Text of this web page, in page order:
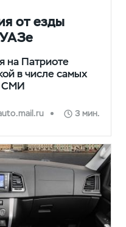
от езды
на Патриоте
в числе самых
СМИ
3 мин.